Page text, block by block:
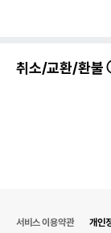
취소/교환/환불
서비스 이용약관 개인